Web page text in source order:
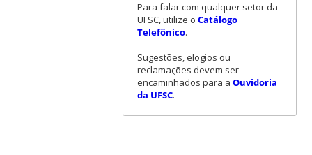
Para falar com qualquer setor da
UFSC, utilize o Catálogo
Telefônico.
Sugestões, elogios ou
reclamações devem ser
encaminhados para a Ouvidoria
da UFSC.